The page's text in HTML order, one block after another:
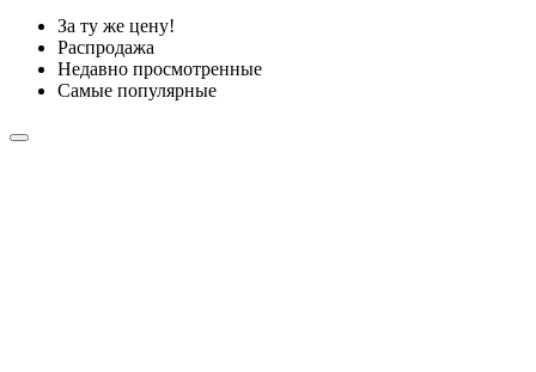
За ту же цену!
Распродажа
Недавно просмотренные
Самые популярные